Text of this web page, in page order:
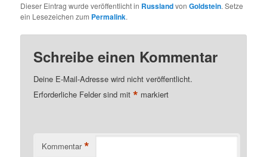
Dieser Eintrag wurde veröffentlicht in RusslandvonGoldstein. Setze
ein Lesezeichen zum Permalink.
Schreibe einen Kommentar
Deine E-Mail-Adresse wird nicht veröffentlicht.
Erforderliche Felder sind mit* markiert
Kommentar *